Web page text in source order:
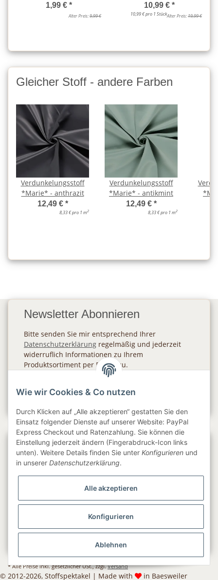
1,99 € *
Alter Preis:9,99 €
10,99 € *
10,99 € pro 1 StückAlter Preis:19,99 €
Gleicher Stoff - andere Farben
Verdunkelungsstoff
*Marie* - anthrazit
12,49 € *
8,33 € pro 1 m2
Verdunkelungsstoff
*Marie* - antikmint
12,49 € *
8,33 € pro 1 m2
Newsletter Abonnieren
Bitte senden Sie mir entsprechend Ihrer
Datenschutzerklärung regelmäßig und jederzeit
widerruflich Informationen zu Ihrem
Produktsortiment per E-Mail zu.
Gesetzliche Informationen
* Alle Preise inkl. gesetzlicher USt., zzgl.Versand
© 2012-2026, Stoffspektakel | Made with in Baesweiler
Wie wir Cookies & Co nutzen
Durch Klicken auf „Alle akzeptieren“ gestatten Sie den
Einsatz folgender Dienste auf unserer Website: PayPal
Express Checkout und Ratenzahlung. Sie können die
Einstellung jederzeit ändern (Fingerabdruck-Icon links
unten). Weitere Details finden Sie unter Konfigurieren und
in unserer Datenschutzerklärung.
Alle akzeptieren
Konfigurieren
Ablehnen